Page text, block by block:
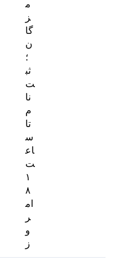
م
ز
گا
ن
؛
ثب
ت‌
نا
م
تا
س
اع
ت
۱
۸
ام
ر
و
ز